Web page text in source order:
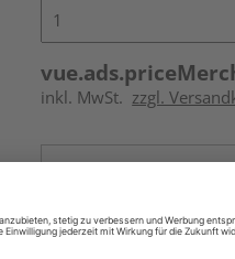
inkl. MwSt. zzgl.